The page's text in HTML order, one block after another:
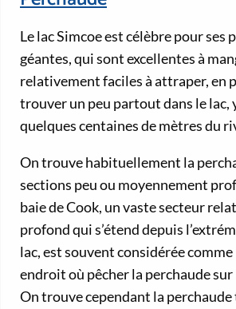
Le lac Simcoe est célèbre pour ses
géantes, qui sont excellentes à
relativement faciles à attraper, en
trouver un peu partout dans le lac,
quelques centaines de mètres du
On trouve habituellement la
sections peu ou moyennement
baie de Cook, un vaste secteur
profond qui s’étend depuis
lac, est souvent considérée
endroit où pêcher la perchaude sur
On trouve cependant la